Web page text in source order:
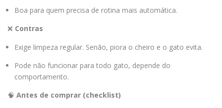
Boa para quem precisa de rotina mais automática.
❌ Contras
Exige limpeza regular. Senão, piora o cheiro e o gato evita.
Pode não funcionar para todo gato, depende do
comportamento.
🧠 Antes de comprar (checklist)